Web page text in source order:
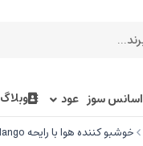
اسانس سوز عود وبلاگ
خوشبو کننده هوا با رایحه Mango